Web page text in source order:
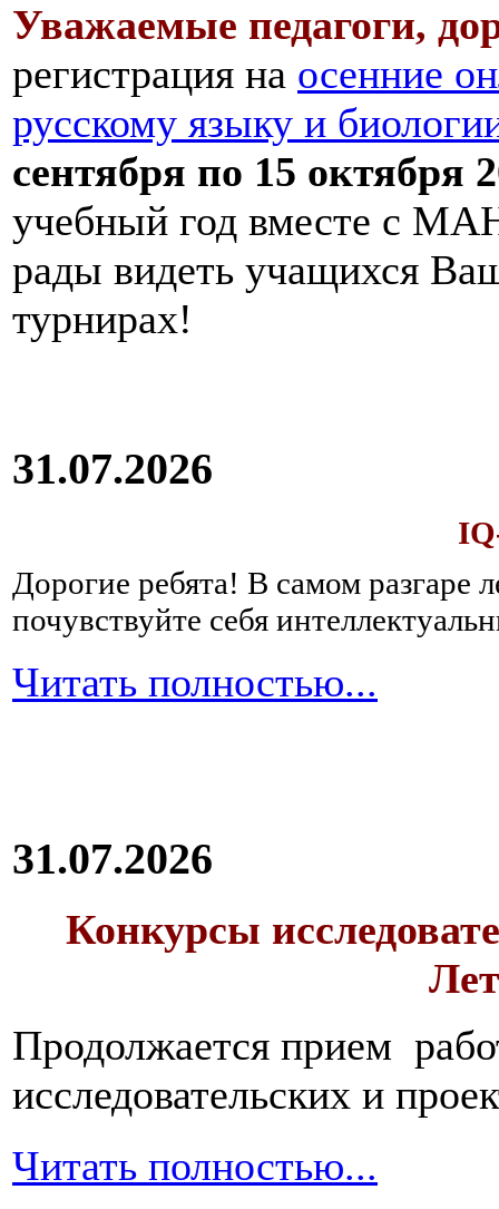
Уважаемые педагоги,
регистрация на осенние
русскому языку и
сентября по 15 октября
учебный год вместе с
рады видеть учащихся
турнирах!
31.07.2026
Дорогие ребята! В самом разгаре
почувствуйте себя
Читать полностью...
31.07.2026
Конкурсы
Продолжается прием
исследовательских и
Читать полностью...